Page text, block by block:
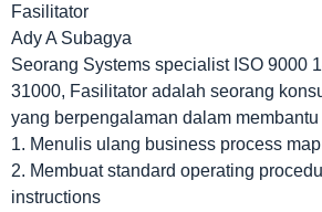
Fasilitator
Ady A Subagya
Seorang Systems specialist ISO 9000
31000, Fasilitator adalah seorang
yang berpengalaman dalam
1. Menulis ulang business process map
2. Membuat standard operating
instructions